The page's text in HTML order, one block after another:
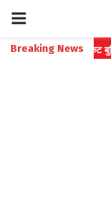
PRIMARY
MENU
Breaking News
करें फास्ट टिकट बुकिंग